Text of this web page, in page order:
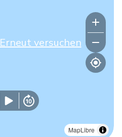
MapLibre
Erneut versuchen